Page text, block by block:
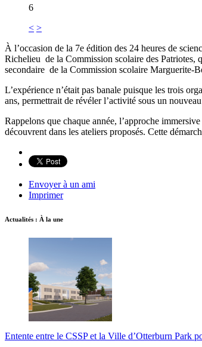
6
< >
À l’occasion de la 7e édition des 24 heures de
Richelieu de la Commission scolaire des Patriotes,
secondaire de la Commission scolaire Marguerite-
L’expérience n’était pas banale puisque les trois
ans, permettrait de révéler l’activité sous un
Rappelons que chaque année, l’approche
découvrent dans les ateliers proposés. Cette
Envoyer à un ami
Imprimer
Actualités : À la une
Entente entre le CSSP et la Ville d’Otterburn Park